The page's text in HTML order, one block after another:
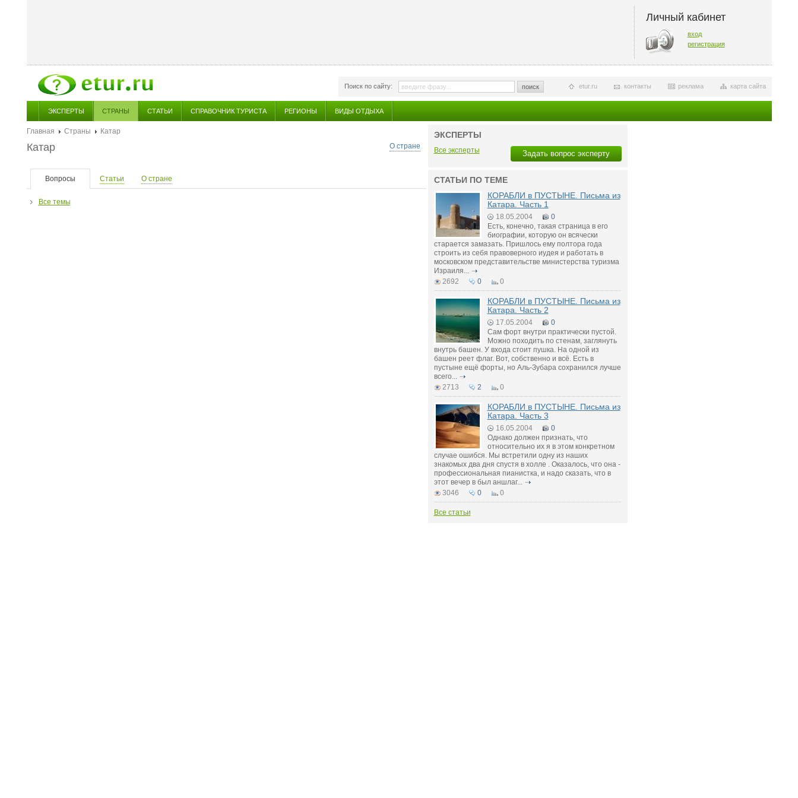
Личный кабинет
вход
регистрация
Поиск по сайту: поиск карта сайта
реклама
контакты
etur.ru
ЭКСПЕРТЫ СТРАНЫ СТАТЬИ СПРАВОЧНИК ТУРИСТА РЕГИОНЫ ВИДЫ ОТДЫХА
Главная Страны
Катар
О стране
Катар
Вопросы Статьи О стране
Все темы
ЭКСПЕРТЫ
Задать вопрос эксперту
Все эксперты
СТАТЬИ ПО ТЕМЕ
КОРАБЛИ в ПУСТЫНЕ. Письма из
Катара. Часть 1
18.05.2004
0
Есть, конечно, такая страница в его
биографии, которую он всячески
старается замазать. Пришлось ему полтора года
строить из себя правоверного иудея и работать в
московском представительстве министерства туризма
Израиля...
2692
0 0
КОРАБЛИ в ПУСТЫНЕ. Письма из
Катара. Часть 2
17.05.2004
0
Сам форт внутри практически пустой.
Можно походить по стенам, заглянуть
внутрь башен. У входа стоит пушка. На одной из
башен реет флаг. Вот, собственно и всё. Есть в
пустыне ещё форты, но Аль-Зубара сохранился лучше
всего...
2713
2 0
КОРАБЛИ в ПУСТЫНЕ. Письма из
Катара. Часть 3
16.05.2004
0
Однако должен признать, что
относительно их я в этом конкретном
случае ошибся. Мы встретили одну из наших
знакомых два дня спустя в холле . Оказалось, что она -
профессиональная пианистка, и надо сказать, что в
этот вечер в был аншлаг...
3046
0 0
Все статьи